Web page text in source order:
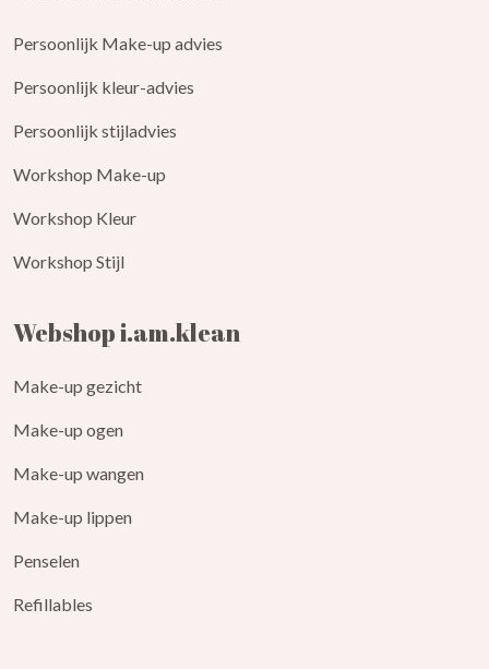
Persoonlijk Make-up advies
Persoonlijk kleur-advies
Persoonlijk stijladvies
Workshop Make-up
Workshop Kleur
Workshop Stijl
Webshop i.am.klean
Make-up gezicht
Make-up ogen
Make-up wangen
Make-up lippen
Penselen
Refillables